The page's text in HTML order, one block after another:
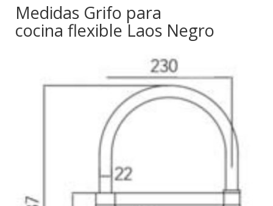
Medidas Grifo para
cocina flexible Laos Negro